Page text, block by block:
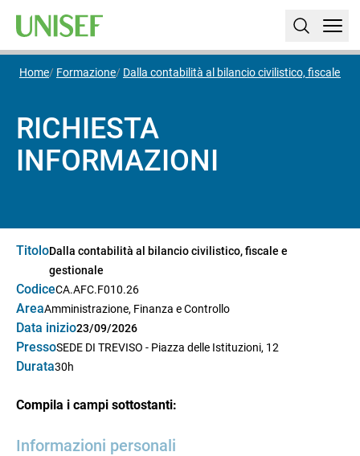
Home Formazione Dalla contabilità al bilancio civilistico, fiscale e
RICHIESTA
INFORMAZIONI
TitoloDalla contabilità al bilancio civilistico, fiscale e
gestionale
CodiceCA.AFC.F010.26
AreaAmministrazione, Finanza e Controllo
Data inizio23/09/2026
PressoSEDE DI TREVISO - Piazza delle Istituzioni, 12
Durata30h
Compila i campi sottostanti:
Informazioni personali